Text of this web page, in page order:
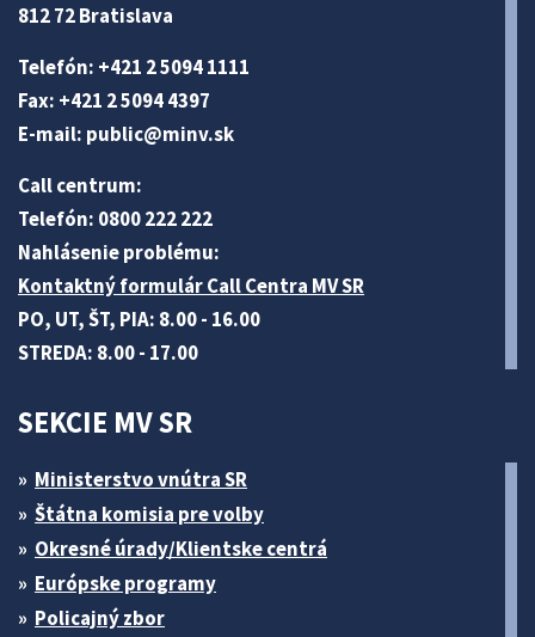
812 72 Bratislava
Telefón: +421 2 5094 1111
Fax: +421 2 5094 4397
E-mail: public@minv.sk
Call centrum:
Telefón: 0800 222 222
Nahlásenie problému:
Kontaktný formulár Call Centra MV SR
PO, UT, ŠT, PIA: 8.00 - 16.00
STREDA: 8.00 - 17.00
SEKCIE MV SR
Ministerstvo vnútra SR
Štátna komisia pre volby
Okresné úrady/Klientske centrá
Európske programy
Policajný zbor